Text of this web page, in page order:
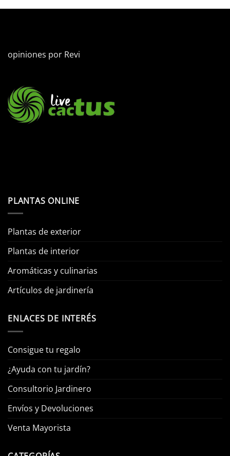
opiniones por Revi
PLANTAS ONLINE
Plantas de exterior
Plantas de interior
Aromáticas y culinarias
Artículos de jardinería
ENLACES DE INTERÉS
Consigue tu regalo
¿Ayuda con tu jardín?
Consultorio Jardinero
Envíos y Devoluciones
Venta Mayorista